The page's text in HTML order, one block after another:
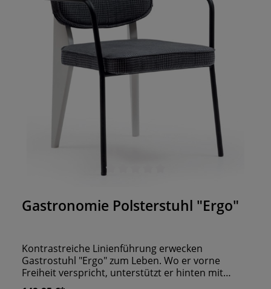
Gastronomie Polsterstuhl "Ergo"
Kontrastreiche Linienführung erwecken
Gastrostuhl "Ergo" zum Leben. Wo er vorne
Freiheit verspricht, unterstützt er hinten mit
Stabilität. Ein echter Eyecatcher sind die ovalen